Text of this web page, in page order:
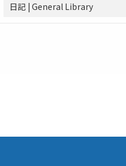
日記 | General Library